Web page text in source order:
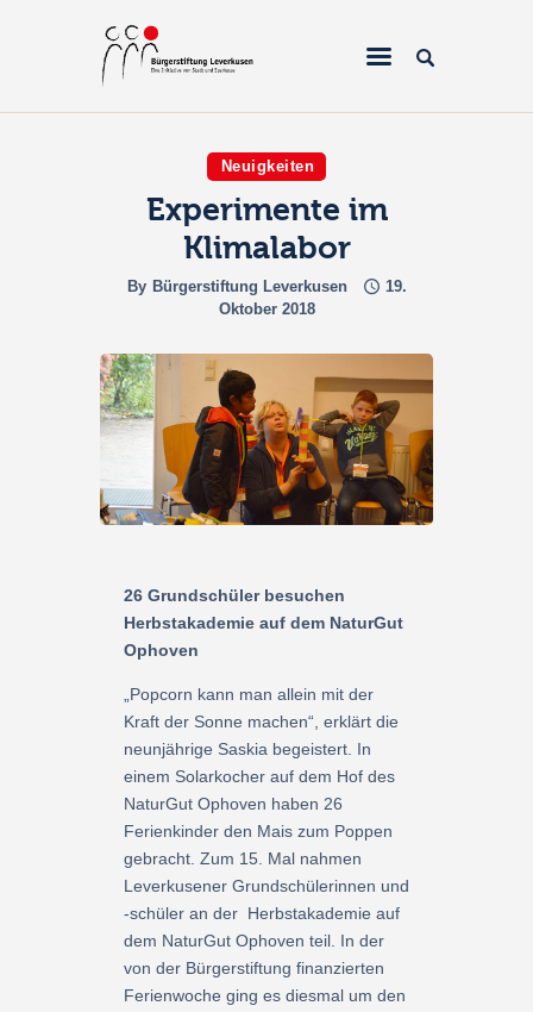
Home
Über uns
Galerien & Fotos
Förderantrag
Spenden
Neuigkeiten
Experimente im
Klimalabor
By Bürgerstiftung Leverkusen
19.
Oktober 2018
26 Grundschüler besuchen
Herbstakademie auf dem NaturGut
Ophoven
„Popcorn kann man allein mit der
Kraft der Sonne machen“, erklärt die
neunjährige Saskia begeistert. In
einem Solarkocher auf dem Hof des
NaturGut Ophoven haben 26
Ferienkinder den Mais zum Poppen
gebracht. Zum 15. Mal nahmen
Leverkusener Grundschülerinnen und
-schüler an der Herbstakademie auf
dem NaturGut Ophoven teil. In der
von der Bürgerstiftung finanzierten
Ferienwoche ging es diesmal um den